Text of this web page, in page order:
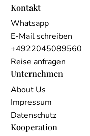
Kontakt
Whatsapp
E-Mail schreiben
+4922045089560
Reise anfragen
Unternehmen
About Us
Impressum
Datenschutz
Kooperation